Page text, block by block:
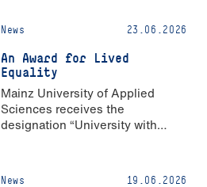
News 23.06.2026
An Award for Lived
Equality
Mainz University of Applied
Sciences receives the
designation “University with
News 19.06.2026